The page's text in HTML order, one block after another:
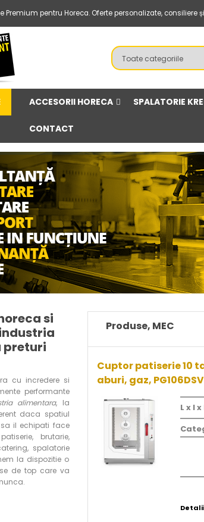
Premium pentru Horeca. Oferte personalizate,
ACCESORII HORECA SPALATORIE
CONTACT
si
preturi
cu incredere si
performante
alimentara, la
daca spatiul
il echipati face
brutarie,
spalatorie
la dispozitie o
de top care va
Produse, MEC
Cuptor patiserie 10
aburi, gaz,
L x l x